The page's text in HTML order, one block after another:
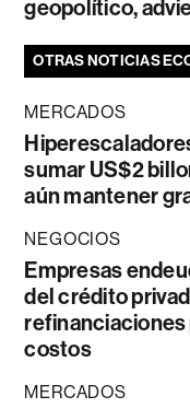
geopolítico,
OTRAS NOTICIAS
MERCADOS
sumar US$2
aún mantener
NEGOCIOS
Empresas
del crédito
refinanciaciones
costos
MERCADOS